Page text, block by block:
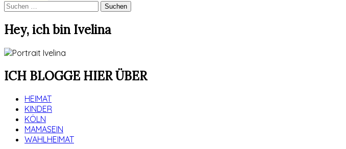
Suchen
nach:
Hey, ich bin Ivelina
ICH BLOGGE HIER ÜBER
HEIMAT
KINDER
KÖLN
MAMASEIN
WAHLHEIMAT